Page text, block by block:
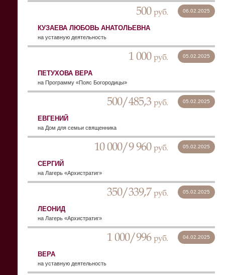
500 руб. 06.02.2025
КУЗАЕВА ЛЮБОВЬ АНАТОЛЬЕВНА
на уставную деятельность
1 000 руб. 05.02.2025
ПЕТУХОВА ВЕРА
на Программу «Пояс Богородицы»
500/485,3 руб. 05.02.2025
ЕВГЕНИЙ
на Дом для семьи священника
10 000/9 960 руб. 05.02.2025
СЕРГИЙ
на Лагерь «Архистратиг»
350/339,7 руб. 05.02.2025
ЛЕОНИД
на Лагерь «Архистратиг»
1 000/996 руб. 04.02.2025
ВЕРА
на уставную деятельность